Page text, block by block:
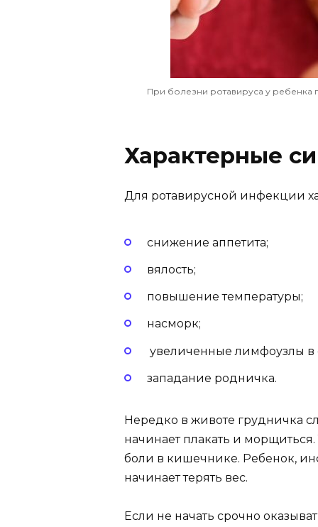
При болезни ротавируса у ребенка
Характерные
Для ротавирусной инфекции
снижение аппетита;
вялость;
повышение температуры;
насморк;
увеличенные лимфоузлы в
западание родничка.
Нередко в животе грудничка
начинает плакать и
боли в кишечнике. Ребенок,
начинает терять вес.
Если не начать срочно